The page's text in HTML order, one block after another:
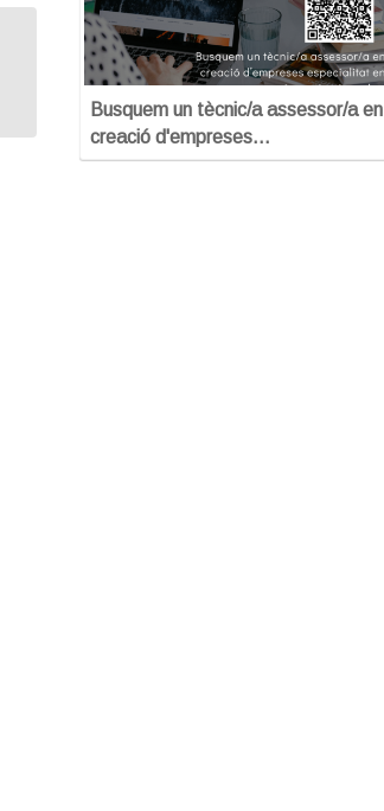
Busquem un tècnic/a assessor/a en
creació d'empreses…
Màrqueting estratègic: què vens, a
qui i com